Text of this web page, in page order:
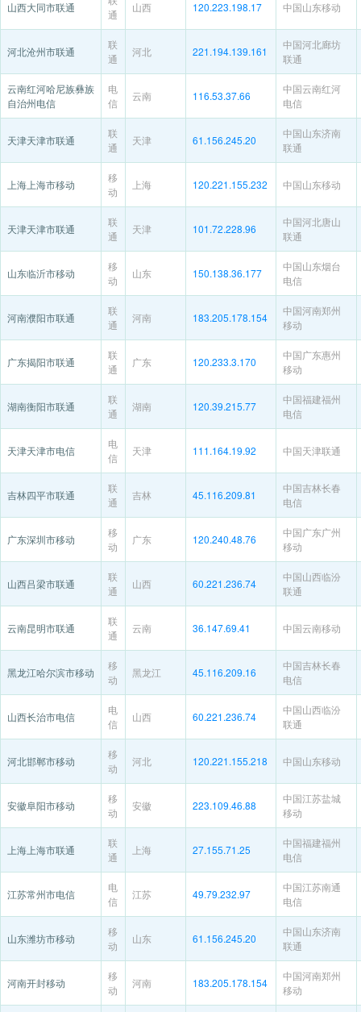
山西大同市联通
通
山西 120.223.198.17 中国山东移动
河北沧州市联通
联
通
河北 221.194.139.161
中国河北廊坊
联通
云南红河哈尼族彝族
自治州电信
电
信
云南 116.53.37.66
中国云南红河
电信
天津天津市联通
联
通
天津 61.156.245.20
中国山东济南
联通
上海上海市移动
移
动
上海 120.221.155.232 中国山东移动
天津天津市联通
联
通
天津 101.72.228.96
中国河北唐山
联通
山东临沂市移动
移
动
山东 150.138.36.177
中国山东烟台
电信
河南濮阳市联通
联
通
河南 183.205.178.154
中国河南郑州
移动
广东揭阳市联通
联
通
广东 120.233.3.170
中国广东惠州
移动
湖南衡阳市联通
联
通
湖南 120.39.215.77
中国福建福州
电信
天津天津市电信
电
信
天津 111.164.19.92 中国天津联通
吉林四平市联通
联
通
吉林 45.116.209.81
中国吉林长春
电信
广东深圳市移动
移
动
广东 120.240.48.76
中国广东广州
移动
山西吕梁市联通
联
通
山西 60.221.236.74
中国山西临汾
联通
云南昆明市联通
联
通
云南 36.147.69.41 中国云南移动
黑龙江哈尔滨市移动
移
动
黑龙江 45.116.209.16
中国吉林长春
电信
山西长治市电信
电
信
山西 60.221.236.74
中国山西临汾
联通
河北邯郸市移动
移
动
河北 120.221.155.218 中国山东移动
安徽阜阳市移动
移
动
安徽 223.109.46.88
中国江苏盐城
移动
上海上海市联通
联
通
上海 27.155.71.25
中国福建福州
电信
江苏常州市电信
电
信
江苏 49.79.232.97
中国江苏南通
电信
山东潍坊市移动
移
动
山东 61.156.245.20
中国山东济南
联通
河南开封移动
移
动
河南 183.205.178.154
中国河南郑州
移动